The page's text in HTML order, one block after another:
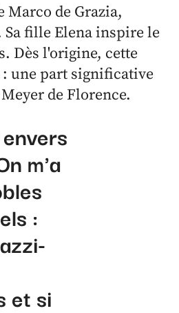
de Grazia,
Sa fille Elena inspire le
Dès l'origine, cette
: une part significative
de Florence.
m'a
:
et si